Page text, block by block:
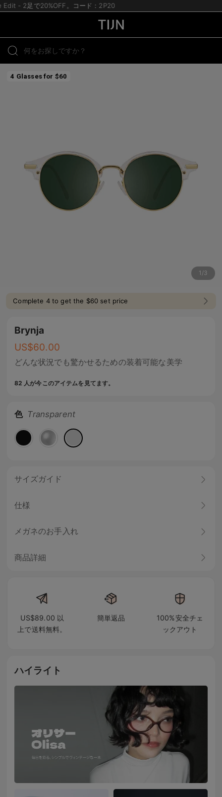
- 2足で20%OFF。コード：2P20
4 Glasses for $60
1 /3
Complete 4 to get the $60 set price
Brynja
US$60.00
どんな状況でも驚かせるための装着可能な美学
82 人が今このアイテムを見てます。
色 Transparent
サイズガイド
仕様
メガネのお手入れ
商品詳細
US$89.00 以
上で送料無料。
簡単返品
100%安全チェ
ックアウト
ハイライト